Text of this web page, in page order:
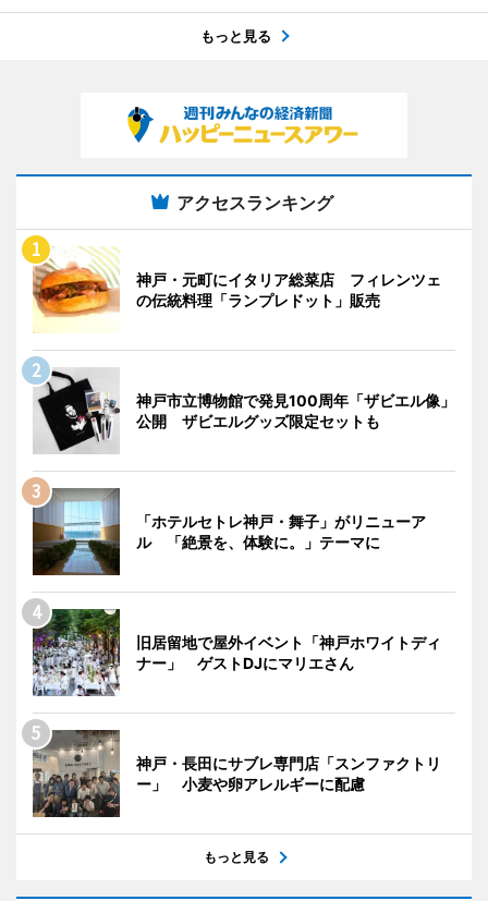
もっと見る
アクセスランキング
神戸・元町にイタリア総菜店 フィレンツェ
の伝統料理「ランプレドット」販売
神戸市立博物館で発見100周年「ザビエル像」
公開 ザビエルグッズ限定セットも
「ホテルセトレ神戸・舞子」がリニューア
ル 「絶景を、体験に。」テーマに
旧居留地で屋外イベント「神戸ホワイトディ
ナー」 ゲストDJにマリエさん
神戸・長田にサブレ専門店「スンファクトリ
ー」 小麦や卵アレルギーに配慮
もっと見る